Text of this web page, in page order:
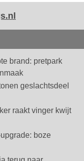
brand: pretpark
geslachtsdeel
raakt vinger kwijt
boze